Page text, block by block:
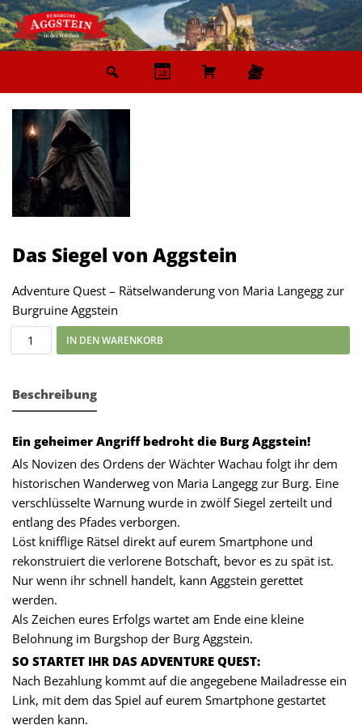
Zum
Inhalt
Das Siegel von Aggstein
Adventure Quest – Rätselwanderung von Maria Langegg zur
Burgruine Aggstein
IN DEN WARENKORB
Beschreibung
Ein geheimer Angriff bedroht die Burg Aggstein!
Als Novizen des Ordens der Wächter Wachau folgt ihr dem
historischen Wanderweg von Maria Langegg zur Burg. Eine
verschlüsselte Warnung wurde in zwölf Siegel zerteilt und
entlang des Pfades verborgen.
Löst knifflige Rätsel direkt auf eurem Smartphone und
rekonstruiert die verlorene Botschaft, bevor es zu spät ist.
Nur wenn ihr schnell handelt, kann Aggstein gerettet
werden.
Als Zeichen eures Erfolgs wartet am Ende eine kleine
Belohnung im Burgshop der Burg Aggstein.
SO STARTET IHR DAS ADVENTURE QUEST:
Nach Bezahlung kommt auf die angegebene Mailadresse ein
Link, mit dem das Spiel auf eurem Smartphone gestartet
werden kann.